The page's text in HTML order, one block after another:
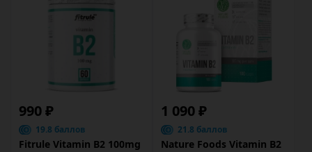
990 ₽
19.8 баллов
Fitrule Vitamin B2 100mg
1 090 ₽
21.8 баллов
Nature Foods Vitamin B2